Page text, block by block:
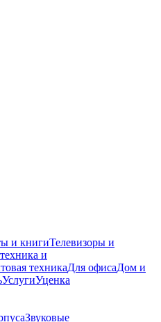
и книгиТелевизоры и
и
техникаДля офисаДом и
УслугиУценка
Звуковые